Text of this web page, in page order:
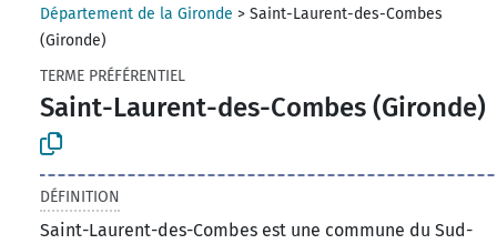
Département de la Gironde >Saint-Laurent-des-Combes
(Gironde)
TERME PRÉFÉRENTIEL
Saint-Laurent-des-Combes (Gironde)
DÉFINITION
Saint-Laurent-des-Combes est une commune du Sud-